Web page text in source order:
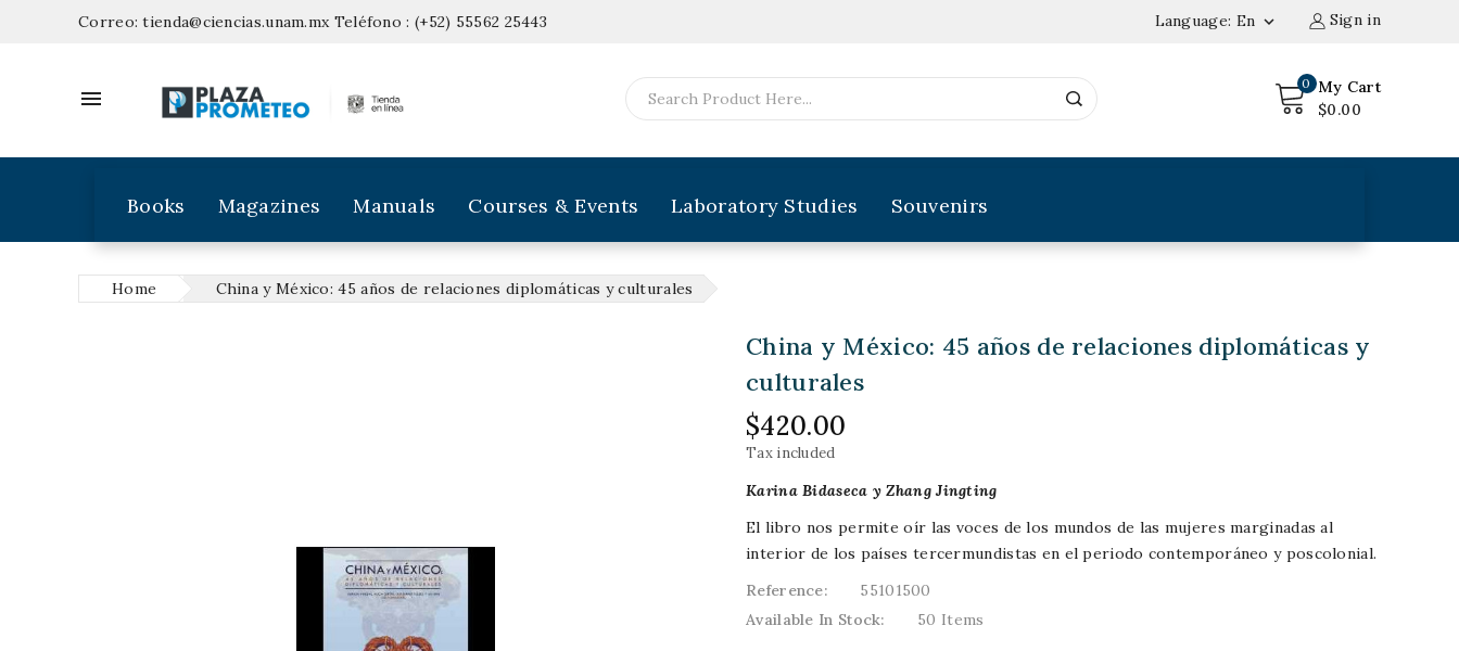
Correo:tienda@ciencias.unam.mxTeléfono : (+52) 55562 25443 Language: En  Sign in

0 My Cart
$0.00
Books Magazines Manuals Courses & Events Laboratory Studies Souvenirs
Home China y México: 45 años de relaciones diplomáticas y culturales
China y México: 45 años de relaciones diplomáticas y
culturales
$420.00
Tax included
Karina Bidaseca y Zhang Jingting
El libro nos permite oír las voces de los mundos de las mujeres marginadas al
interior de los países tercermundistas en el periodo contemporáneo y poscolonial.
Reference:
55101500
Available In Stock:
50 Items